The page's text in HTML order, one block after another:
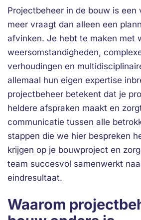
Projectbeheer in de bouw is een
meer vraagt dan alleen een
afvinken. Je hebt te maken met
weersomstandigheden,
verhoudingen en
allemaal hun eigen expertise
projectbeheer betekent dat je
heldere afspraken maakt en
communicatie tussen alle
stappen die we hier bespreken
krijgen op je bouwproject en
team succesvol samenwerkt
eindresultaat.
Waarom